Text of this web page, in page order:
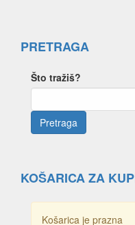
PRETRAGA
Što tražiš?
KOŠARICA ZA
Košarica je prazna